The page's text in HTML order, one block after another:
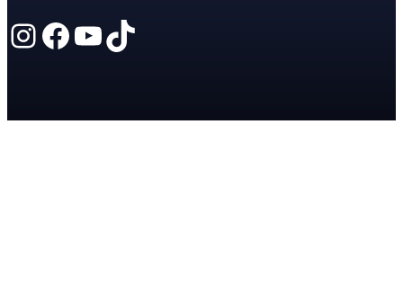
Instagram Facebook YouTube TikTok